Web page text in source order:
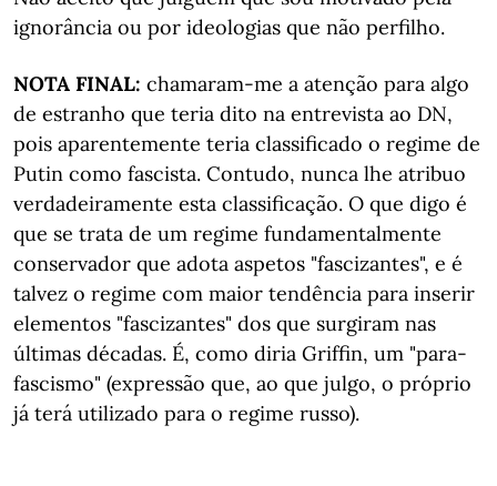
ignorância ou por ideologias que não perfilho.
NOTA FINAL: chamaram-me a atenção para algo
de estranho que teria dito na entrevista ao DN,
pois aparentemente teria classificado o regime de
Putin como fascista. Contudo, nunca lhe atribuo
verdadeiramente esta classificação. O que digo é
que se trata de um regime fundamentalmente
conservador que adota aspetos "fascizantes", e é
talvez o regime com maior tendência para inserir
elementos "fascizantes" dos que surgiram nas
últimas décadas. É, como diria Griffin, um "para-
fascismo" (expressão que, ao que julgo, o próprio
já terá utilizado para o regime russo).